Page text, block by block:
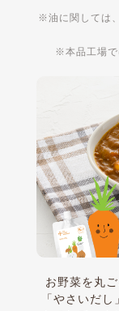
※油に関しては
※本品工場で
お野菜を丸
「やさいだ